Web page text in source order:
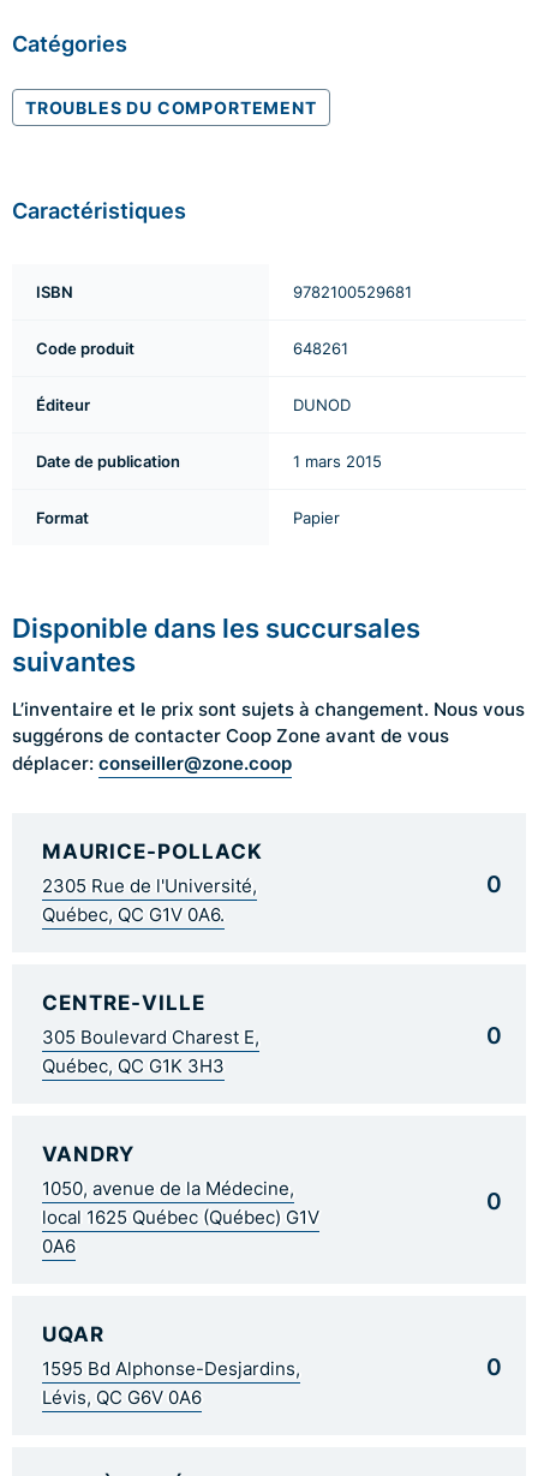
Catégories
TROUBLES DU COMPORTEMENT
Caractéristiques
ISBN 9782100529681
Code produit 648261
Éditeur DUNOD
Date de publication 1 mars 2015
Format Papier
Disponible dans les succursales
suivantes
L’inventaire et le prix sont sujets à changement. Nous vous
suggérons de contacter Coop Zone avant de vous
déplacer: conseiller@zone.coop
MAURICE-POLLACK
2305 Rue de l'Université,
Québec, QC G1V 0A6.
0
CENTRE-VILLE
305 Boulevard Charest E,
Québec, QC G1K 3H3
0
VANDRY
1050, avenue de la Médecine,
local 1625 Québec (Québec) G1V
0A6
0
UQAR
1595 Bd Alphonse-Desjardins,
Lévis, QC G6V 0A6
0